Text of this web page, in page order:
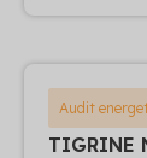
Audit
TIGRINE